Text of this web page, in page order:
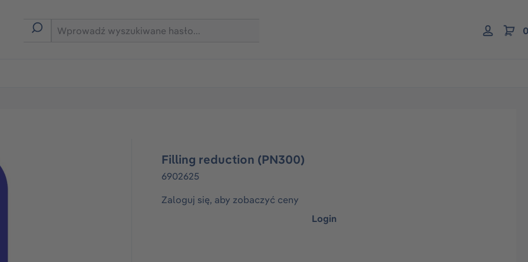
Filling reduction (PN300)
6902625
Zaloguj się, aby zobaczyć ceny
Login